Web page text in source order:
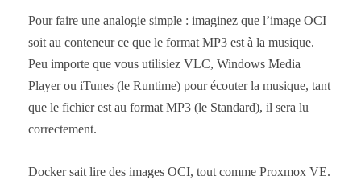
Pour faire une analogie simple : imaginez que l’image OCI
soit au conteneur ce que le format MP3 est à la musique.
Peu importe que vous utilisiez VLC, Windows Media
Player ou iTunes (le Runtime) pour écouter la musique, tant
que le fichier est au format MP3 (le Standard), il sera lu
correctement.
Docker sait lire des images OCI, tout comme Proxmox VE.